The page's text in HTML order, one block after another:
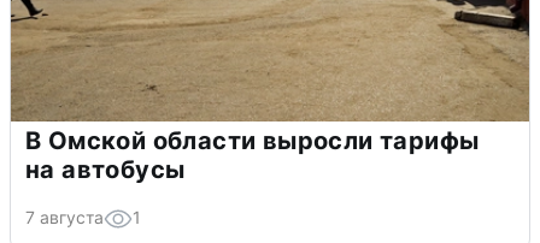
В Омской области выросли тарифы
на автобусы
7 августа 1